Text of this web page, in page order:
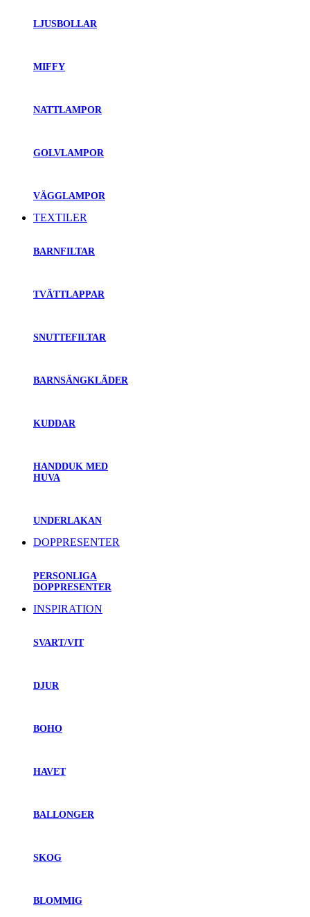
LJUSBOLLAR
MIFFY
NATTLAMPOR
GOLVLAMPOR
VÄGGLAMPOR
TEXTILER
BARNFILTAR
TVÄTTLAPPAR
SNUTTEFILTAR
BARNSÄNGKLÄDER
KUDDAR
HANDDUK MED
HUVA
UNDERLAKAN
DOPPRESENTER
PERSONLIGA
DOPPRESENTER
INSPIRATION
SVART/VIT
DJUR
BOHO
HAVET
BALLONGER
SKOG
BLOMMIG